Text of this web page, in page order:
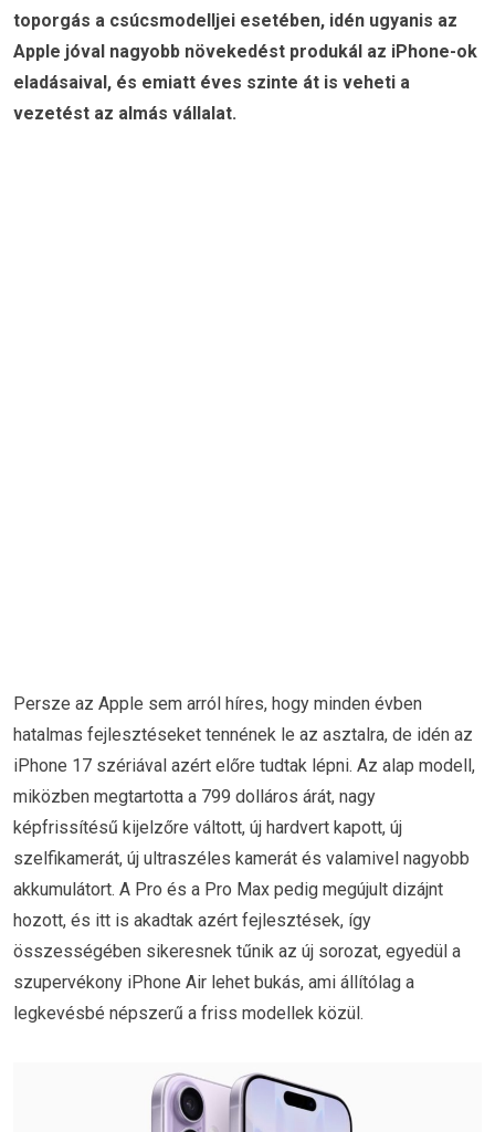
toporgás a csúcsmodelljei esetében, idén ugyanis az
Apple jóval nagyobb növekedést produkál az iPhone-ok
eladásaival, és emiatt éves szinte át is veheti a
vezetést az almás vállalat.
Persze az Apple sem arról híres, hogy minden évben
hatalmas fejlesztéseket tennének le az asztalra, de idén az
iPhone 17 szériával azért előre tudtak lépni. Az alap modell,
miközben megtartotta a 799 dolláros árát, nagy
képfrissítésű kijelzőre váltott, új hardvert kapott, új
szelfikamerát, új ultraszéles kamerát és valamivel nagyobb
akkumulátort. A Pro és a Pro Max pedig megújult dizájnt
hozott, és itt is akadtak azért fejlesztések, így
összességében sikeresnek tűnik az új sorozat, egyedül a
szupervékony iPhone Air lehet bukás, ami állítólag a
legkevésbé népszerű a friss modellek közül.